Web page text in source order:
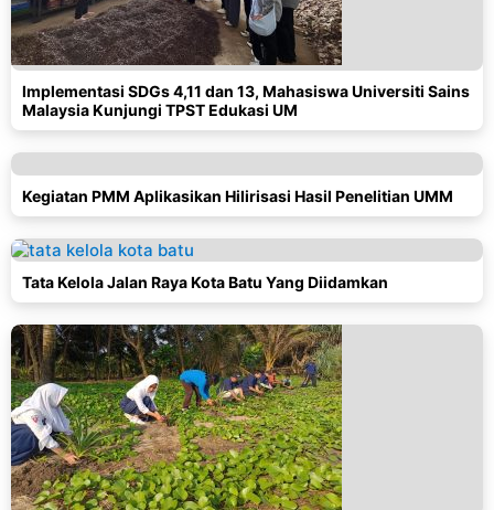
Implementasi SDGs 4,11 dan 13, Mahasiswa Universiti Sains
Malaysia Kunjungi TPST Edukasi UM
Kegiatan PMM Aplikasikan Hilirisasi Hasil Penelitian UMM
Tata Kelola Jalan Raya Kota Batu Yang Diidamkan